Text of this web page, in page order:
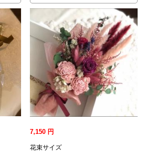
7,150 円
花束サイズ